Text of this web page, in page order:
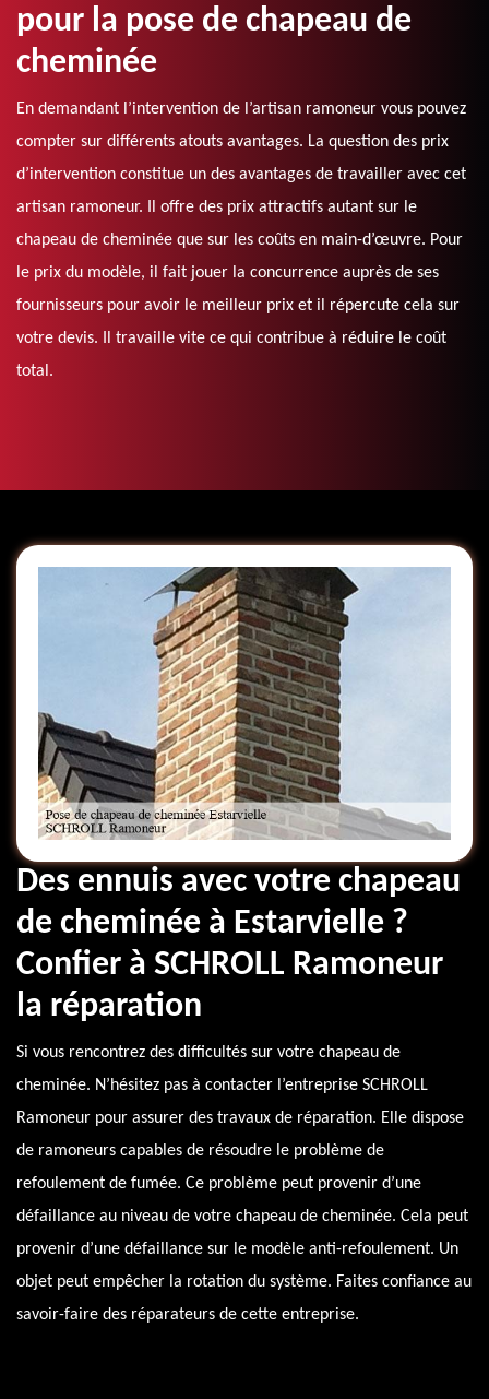
pour la pose de chapeau de
cheminée
En demandant l’intervention de l’artisan ramoneur vous pouvez
compter sur différents atouts avantages. La question des prix
d’intervention constitue un des avantages de travailler avec cet
artisan ramoneur. Il offre des prix attractifs autant sur le
chapeau de cheminée que sur les coûts en main-d’œuvre. Pour
le prix du modèle, il fait jouer la concurrence auprès de ses
fournisseurs pour avoir le meilleur prix et il répercute cela sur
votre devis. Il travaille vite ce qui contribue à réduire le coût
total.
Des ennuis avec votre chapeau
de cheminée à Estarvielle ?
Confier à SCHROLL Ramoneur
la réparation
Si vous rencontrez des difficultés sur votre chapeau de
cheminée. N’hésitez pas à contacter l’entreprise SCHROLL
Ramoneur pour assurer des travaux de réparation. Elle dispose
de ramoneurs capables de résoudre le problème de
refoulement de fumée. Ce problème peut provenir d’une
défaillance au niveau de votre chapeau de cheminée. Cela peut
provenir d’une défaillance sur le modèle anti-refoulement. Un
objet peut empêcher la rotation du système. Faites confiance au
savoir-faire des réparateurs de cette entreprise.